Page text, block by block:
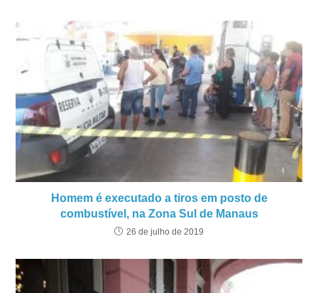
Homem é executado a tiros em posto de
combustível, na Zona Sul de Manaus
26 de julho de 2019